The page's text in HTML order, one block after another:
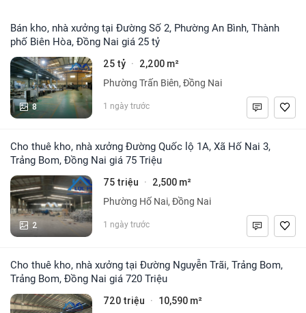
Bán kho, nhà xưởng tại Đường Số 2, Phường An Bình, Thành
phố Biên Hòa, Đồng Nai giá 25 tỷ
8
25 tỷ · 2,200 m²
Phường Trấn Biên, Đồng Nai
1 ngày trước
Cho thuê kho, nhà xưởng Đường Quốc lộ 1A, Xã Hố Nai 3,
Trảng Bom, Đồng Nai giá 75 Triệu
2
75 triệu · 2,500 m²
Phường Hố Nai, Đồng Nai
1 ngày trước
Cho thuê kho, nhà xưởng tại Đường Nguyễn Trãi, Trảng Bom,
Trảng Bom, Đồng Nai giá 720 Triệu
720 triệu · 10,590 m²